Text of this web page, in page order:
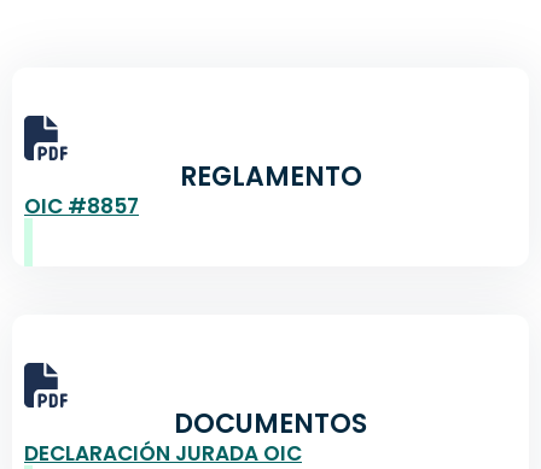
REGLAMENTO
OIC #8857
DOCUMENTOS
DECLARACIÓN JURADA OIC